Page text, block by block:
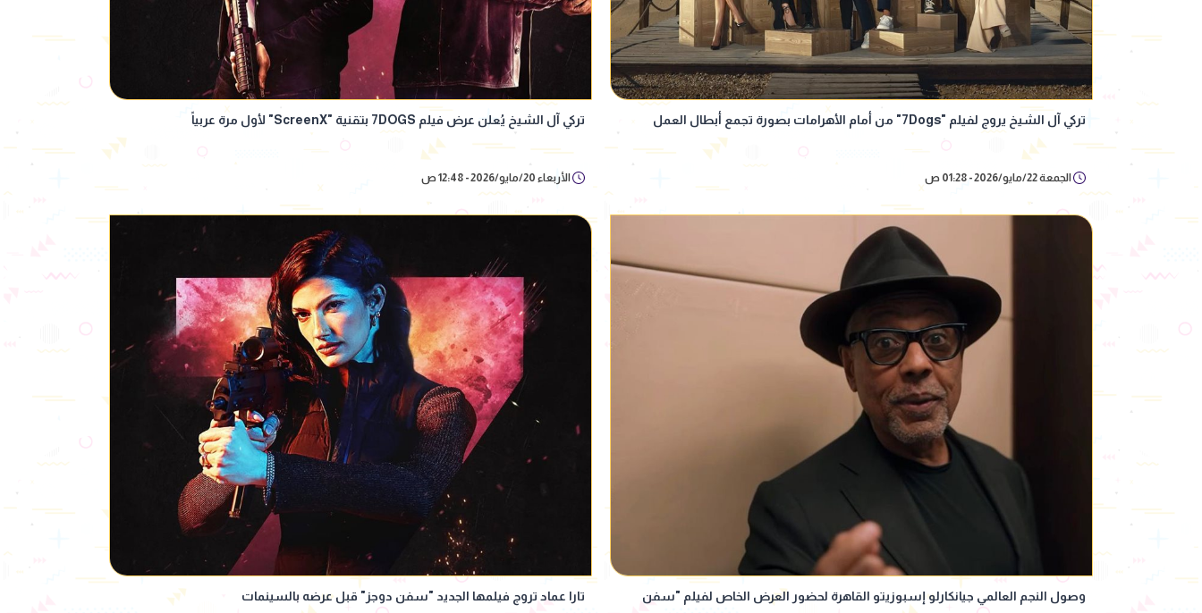
تركي آل الشيخ يروج لفيلم "7Dogs" من أمام الأهرامات بصورة تجمع أبطال العمل
الجمعة 22/مايو/2026 - 01:28 ص
تركي آل الشيخ يُعلن عرض فيلم 7DOGS بتقنية "ScreenX" لأول مرة عربياً
الأربعاء 20/مايو/2026 - 12:48 ص
وصول النجم العالمي جيانكارلو إسبوزيتو القاهرة لحضور العرض الخاص لفيلم "سفن
تارا عماد تروج فيلمها الجديد "سفن دوجز" قبل عرضه بالسينمات